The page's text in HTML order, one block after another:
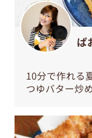
ぱ
10分で作れる
つゆバター炒め